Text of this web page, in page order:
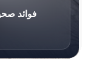
فوائد